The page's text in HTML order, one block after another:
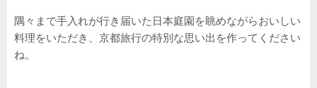
隅々まで手入れが行き届いた日本庭園を眺めながらおいしい
料理をいただき、京都旅行の特別な思い出を作ってください
ね。